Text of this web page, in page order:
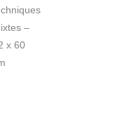
–
x 60